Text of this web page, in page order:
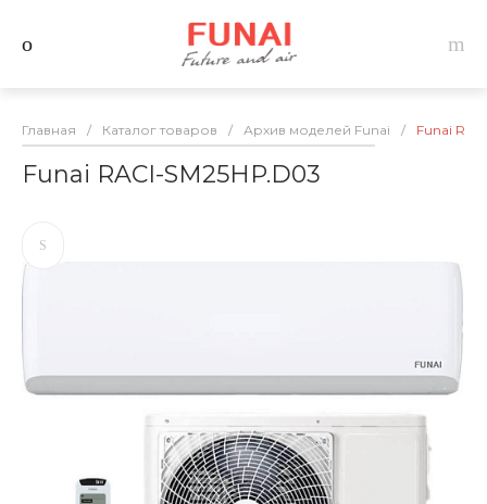
Главная / Каталог товаров / Архив моделей Funai / Funai
Funai RACI-SM25HP.D03